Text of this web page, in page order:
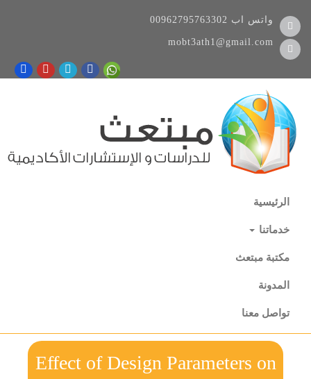
00962795763302 واتس اب
mobt3ath1@gmail.com
الرئيسية
خدماتنا
مكتبة مبتعث
المدونة
تواصل معنا
Effect of Design Parameters on